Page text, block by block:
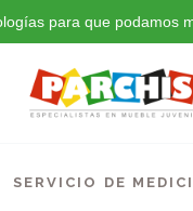
para que podamos
SERVICIO DE